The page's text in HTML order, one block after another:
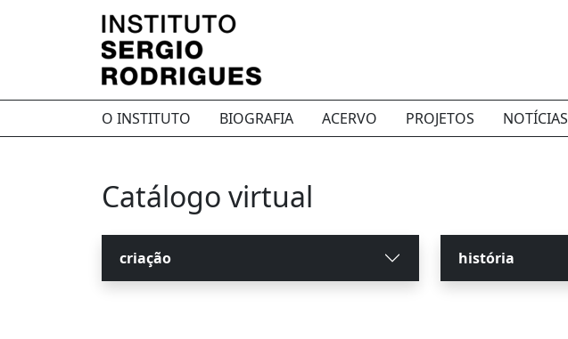
O INSTITUTO BIOGRAFIA ACERVO PROJETOS NOTÍCIAS
Catálogo virtual
criação história